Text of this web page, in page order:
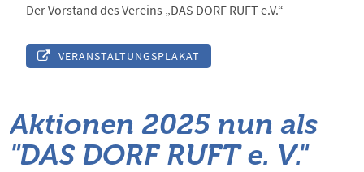
Der Vorstand des Vereins „DAS DORF RUFT e.V.“
VERANSTALTUNGSPLAKAT
Aktionen 2025 nun als
"DAS DORF RUFT e. V."